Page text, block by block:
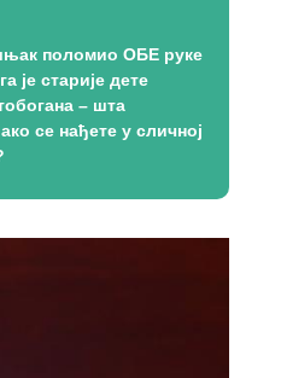
поломио ОБЕ руке
је старије дете
– шта
се нађете у сличној